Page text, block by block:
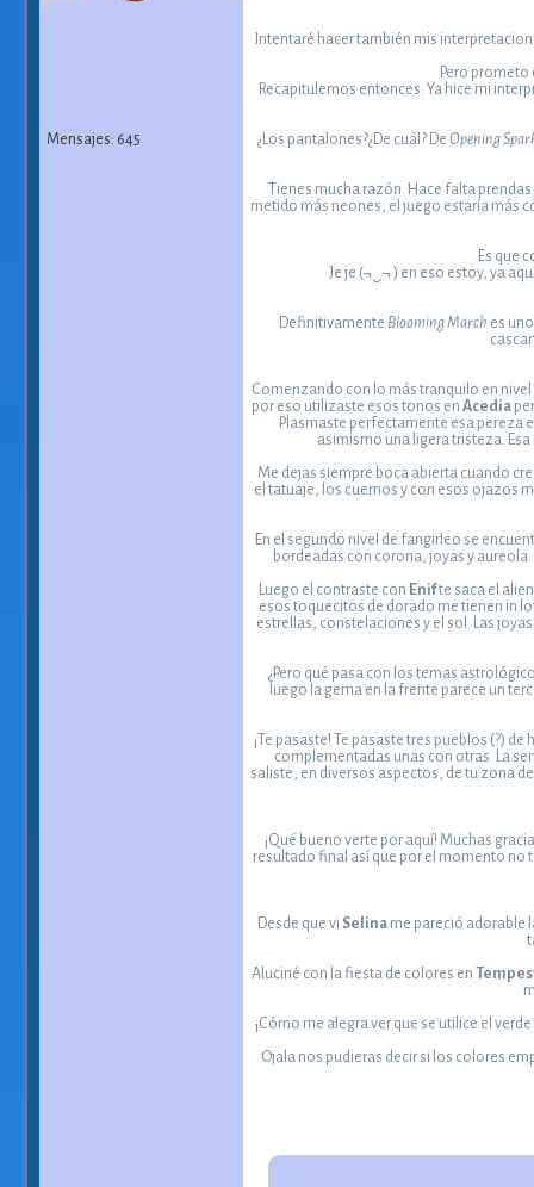
Mensajes: 645
Intentaré hacer también mis
Pero prometo
Recapitulemos entonces: Ya hice mi
¿Los pantalones?¿De cuál? De Opening
Tienes mucha razón. Hace falta
metido más neones, el juego estaría más
Es que
Je je (¬‿¬ ) en eso estoy, ya
Definitivamente Blooming March es
Comenzando con lo más tranquilo en nivel
por eso utilizaste esos tonos en Acedia
Plasmaste perfectamente esa pereza
asimismo una ligera tristeza.
Me dejas siempre boca abierta cuando
el tatuaje, los cuernos y con esos ojazos
En el segundo nivel de fangirleo se
bordeadas con corona, joyas y
Luego el contraste con Enifte saca el
esos toquecitos de dorado me tienen in
estrellas, constelaciones y el sol. Las
¿Pero qué pasa con los temas
luego la gema en la frente parece un
¡Te pasaste! Te pasaste tres pueblos (?)
complementadas unas con otras. La
saliste, en diversos aspectos, de tu zona
¡Qué bueno verte por aquí! Muchas
resultado final así que por el momento no
Desde que vi Seliname pareció adorable
Aluciné con la fiesta de colores en
¡Cómo me alegra ver que se utilice el
Ojala nos pudieras decir si los colores